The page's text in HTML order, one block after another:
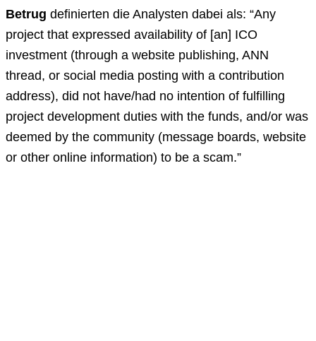
Betrug definierten die Analysten dabei als: “Any
project that expressed availability of [an] ICO
investment (through a website publishing, ANN
thread, or social media posting with a contribution
address), did not have/had no intention of fulfilling
project development duties with the funds, and/or was
deemed by the community (message boards, website
or other online information) to be a scam.”